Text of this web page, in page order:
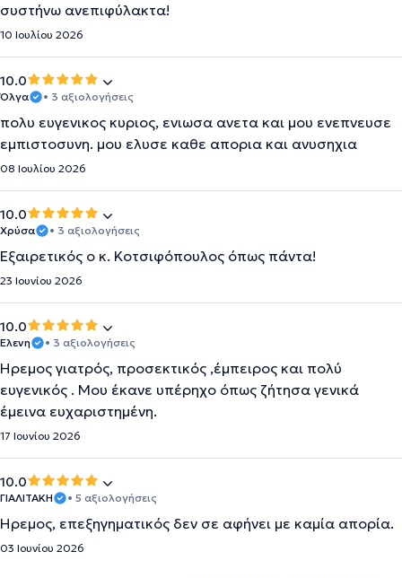
συστήνω ανεπιφύλακτα!
10 Ιουλίου 2026
10.0
Όλγα • 3 αξιολογήσεις
πολυ ευγενικος κυριος, ενιωσα ανετα και μου ενεπνευσε
εμπιστοσυνη. μου ελυσε καθε απορια και ανυσηχια
08 Ιουλίου 2026
10.0
Χρύσα • 3 αξιολογήσεις
Εξαιρετικός ο κ. Κοτσιφόπουλος όπως πάντα!
23 Ιουνίου 2026
10.0
Ελενη • 3 αξιολογήσεις
Ήρεμος γιατρός, προσεκτικός ,έμπειρος και πολύ
ευγενικός . Μου έκανε υπέρηχο όπως ζήτησα γενικά
έμεινα ευχαριστημένη.
17 Ιουνίου 2026
10.0
ΓΙΑΛΙΤΑΚΗ • 5 αξιολογήσεις
Ήρεμος, επεξηγηματικός δεν σε αφήνει με καμία απορία.
03 Ιουνίου 2026